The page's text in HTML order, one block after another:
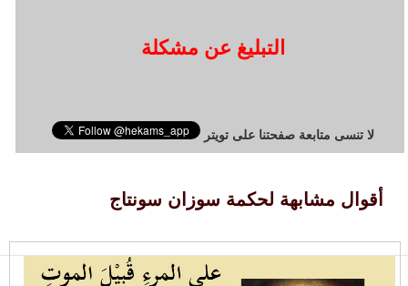
التبليغ عن مشكلة
لا تنسى متابعة صفحتنا على تويتر
أقوال مشابهة لحكمة سوزان سونتاج